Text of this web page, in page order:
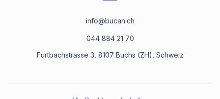
info@bucan.ch
044 884 21 70
Furtbachstrasse 3, 8107 Buchs (ZH), Schweiz